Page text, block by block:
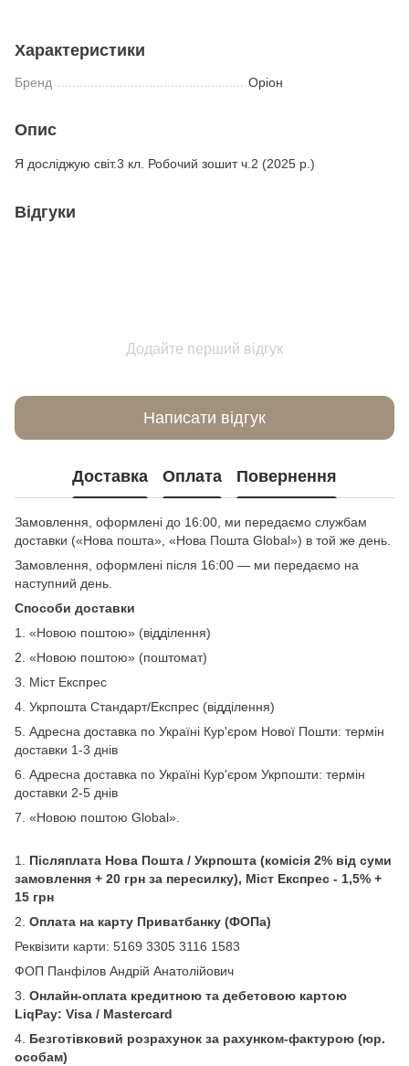
Характеристики
Бренд Оріон
Опис
Я досліджую світ.3 кл. Робочий зошит ч.2 (2025 р.)
Відгуки
Додайте перший відгук
Написати відгук
Доставка Оплата Повернення
Замовлення, оформлені до 16:00, ми передаємо службам
доставки («Нова пошта», «Нова Пошта Global») в той же день.
Замовлення, оформлені після 16:00 — ми передаємо на
наступний день.
Способи доставки
1. «Новою поштою» (відділення)
2. «Новою поштою» (поштомат)
3. Міст Експрес
4. Укрпошта Стандарт/Експрес (відділення)
5. Адресна доставка по Україні Кур'єром Нової Пошти: термін
доставки 1-3 днів
6. Адресна доставка по Україні Кур'єром Укрпошти: термін
доставки 2-5 днів
7. «Новою поштою Global».
1. Післяплата Нова Пошта / Укрпошта (комісія 2% від суми
замовлення + 20 грн за пересилку), Міст Експрес - 1,5% +
15 грн
2. Оплата на карту Приватбанку (ФОПа)
Реквізити карти: 5169 3305 3116 1583
ФОП Панфілов Андрій Анатолійович
3. Онлайн-оплата кредитною та дебетовою картою
LiqPay: Visa / Mastercard
4. Безготівковий розрахунок за рахунком-фактурою (юр.
особам)